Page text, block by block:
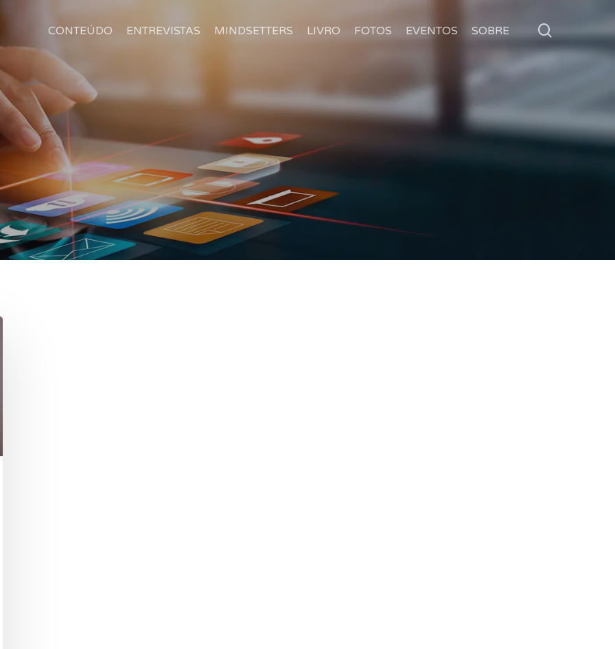
CONTEÚDO ENTREVISTAS MINDSETTERS LIVRO FOTOS EVENTOS SOBRE